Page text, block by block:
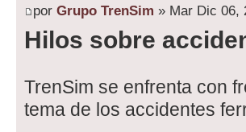
por Grupo TrenSim » Mar Dic 06,
Hilos sobre
TrenSim se enfrenta con
tema de los accidentes